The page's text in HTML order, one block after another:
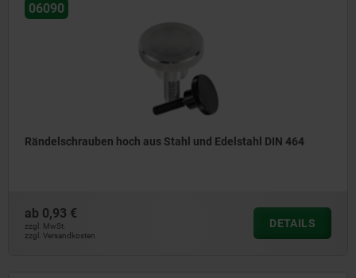
06090
Rändelschrauben hoch aus Stahl und Edelstahl DIN 464
ab 0,93 €
zzgl. MwSt.
zzgl. Versandkosten
DETAILS